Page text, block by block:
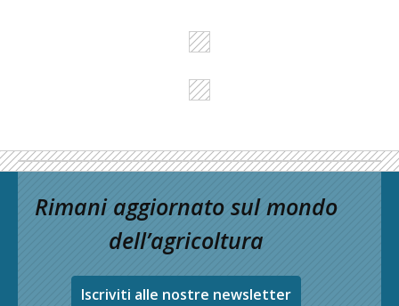
Rimani aggiornato sul mondo
dell’agricoltura
Iscriviti alle nostre newsletter